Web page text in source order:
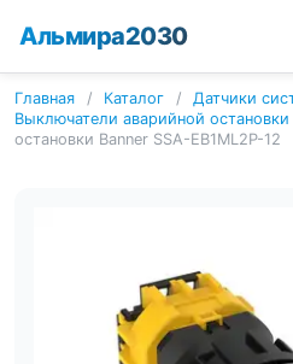
Альмира2030
Главная / Каталог / Датчики
Выключатели аварийной остановки
остановки Banner SSA-EB1ML2P-12